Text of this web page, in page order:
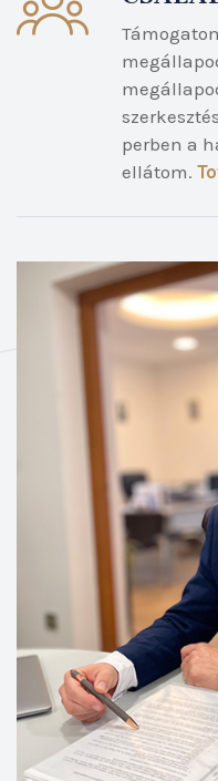
perben a
ellátom.